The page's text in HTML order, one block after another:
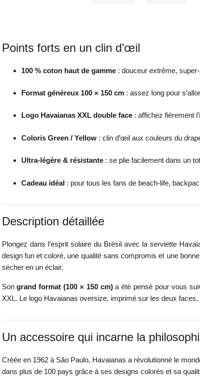
Points forts en un clin d’œil
100 % coton haut de gamme: douceur extrême,
Format généreux 100 × 150 cm: assez long pour
Logo Havaianas XXL double face: affichez fièrement
Coloris Green / Yellow: clin d’œil aux couleurs du
Ultra-légère & résistante: se plie facilement dans un
Cadeau idéal: pour tous les fans de beach-life,
Description détaillée
Plongez dans l’esprit solaire du Brésil avec la serviette
design fun et coloré, une qualité sans compromis et une
sécher en un éclair.
Songrand format (100 × 150 cm)a été pensé pour vous
XXL. Le logo Havaianas oversize, imprimé sur les deux
Un accessoire qui incarne la
Créée en 1962 à São Paulo, Havaianas a révolutionné le
dans plus de 100 pays grâce à ses designs colorés et sa